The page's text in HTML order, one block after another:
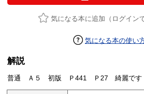
気になる本に追加（ログイン
気になる本の使い
解説
普通 Ａ５ 初版 Ｐ441 Ｐ27 綺麗です